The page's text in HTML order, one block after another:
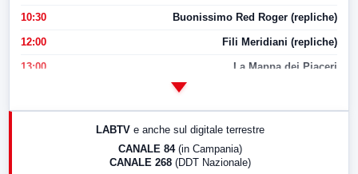
10:30 Buonissimo Red Roger (repliche)
12:00 Fili Meridiani (repliche)
13:00 La Mappa dei Piaceri
LABTV e anche sul digitale terrestre
CANALE 84 (in Campania)
CANALE 268 (DDT Nazionale)